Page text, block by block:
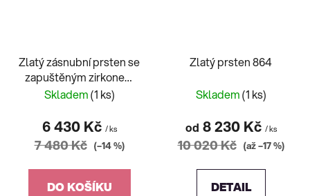
Zlatý zásnubní prsten se
zapuštěným zirkonem
Au 585/1000 vel. 52
Skladem(1 ks)
6 430 Kč / ks
7 480 Kč (–14 %)
DO KOŠÍKU
Zlatý prsten 864
Skladem(1 ks)
od 8 230 Kč / ks
10 020 Kč (až –17 %)
DETAIL